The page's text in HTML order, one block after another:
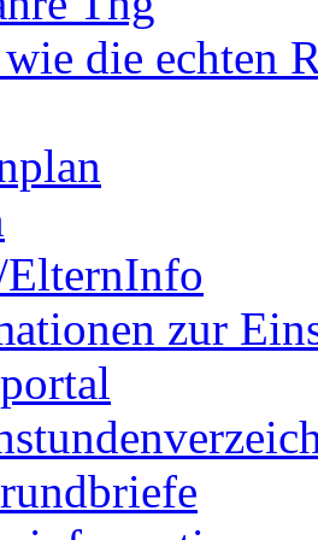
wie die echten
ElternInfo
zur